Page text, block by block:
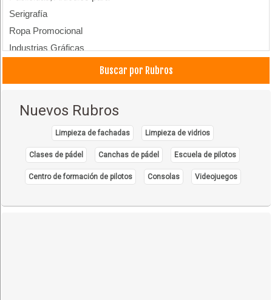
Serigrafía
Ropa Promocional
Industrias Gráficas
Cortes y Grabados Laser
Ropa Promocional
Buscar por Rubros
Nuevos Rubros
Limpieza de fachadas Limpieza de vidrios
Clases de pádel Canchas de pádel Escuela de pilotos
Centro de formación de pilotos Consolas Videojuegos